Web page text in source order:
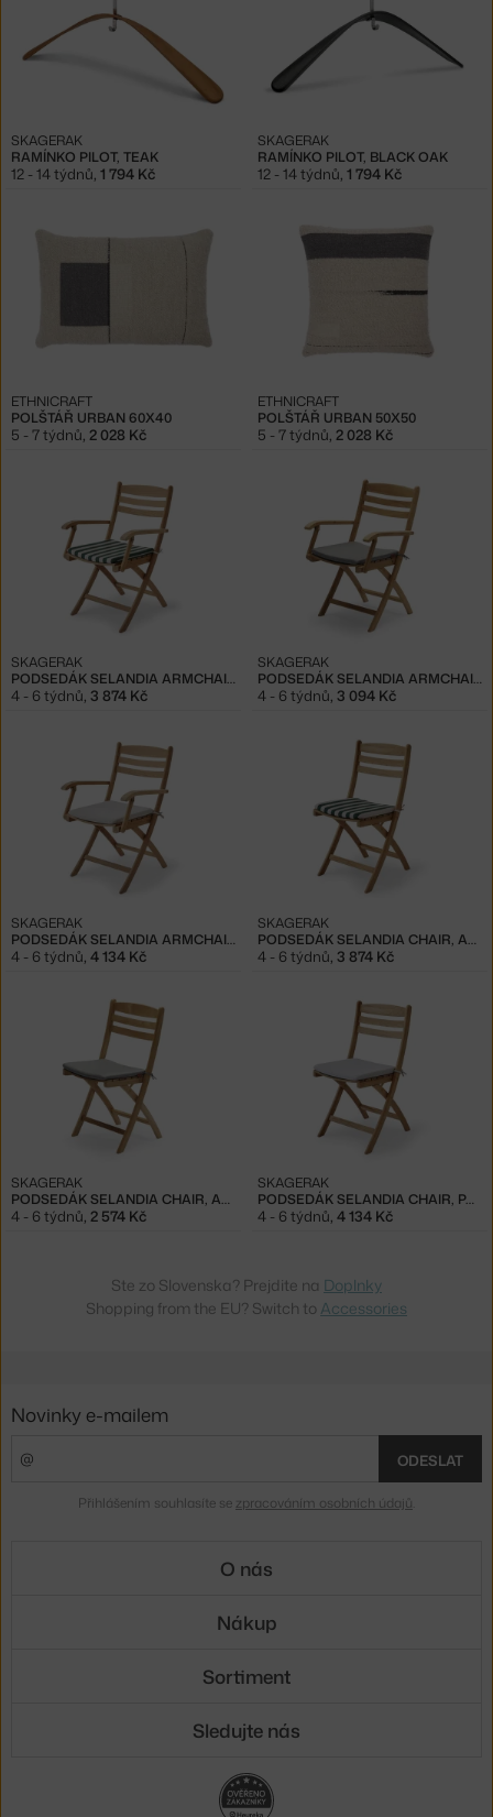
RAMÍNKO PILOT, TEAK
SKAGERAK
12 - 14 týdnů, 1 794 Kč
RAMÍNKO PILOT, BLACK OAK
SKAGERAK
12 - 14 týdnů, 1 794 Kč
POLŠTÁŘ URBAN 60X40
ETHNICRAFT
5 - 7 týdnů, 2 028 Kč
POLŠTÁŘ URBAN 50X50
ETHNICRAFT
5 - 7 týdnů, 2 028 Kč
PODSEDÁK SELANDIA ARMCHAIR, LIGHT APRICOT / DARK GREEN STRIPE
SKAGERAK
4 - 6 týdnů 3 874 Kč
PODSEDÁK SELANDIA ARMCHAIR, ASH
SKAGERAK
4 - 6 týdnů 3 094 Kč
PODSEDÁK SELANDIA ARMCHAIR, PAPYRUS
SKAGERAK
4 - 6 týdnů 4 134 Kč
PODSEDÁK SELANDIA CHAIR, APRICOT / GREEN STRIPE
SKAGERAK
4 - 6 týdnů 3 874 Kč
PODSEDÁK SELANDIA CHAIR, ASH
SKAGERAK
4 - 6 týdnů, 2 574 Kč
PODSEDÁK SELANDIA CHAIR, PAPYRUS
SKAGERAK
4 - 6 týdnů, 4 134 Kč
Ste zo Slovenska? Prejdite na Doplnky
Shopping from the EU? Switch to Accessories
Novinky e-mailem
ODESLAT
Přihlášením souhlasíte se zpracováním osobních údajů
O nás
Nákup
Sortiment
Sledujte nás